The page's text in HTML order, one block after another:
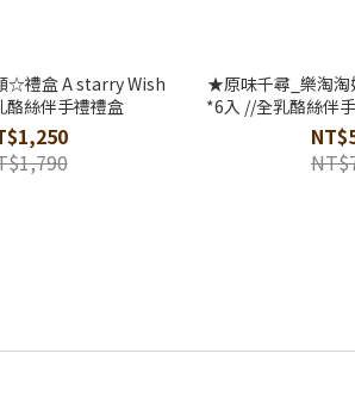
☆禮盒 A starry Wish
酪絲伴手禮禮盒
★原味千尋_樂淘淘
*6入 //全乳酪絲伴
袋